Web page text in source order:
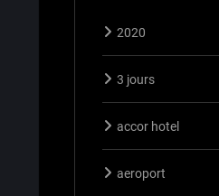
2020
3 jours
accor hotel
aeroport